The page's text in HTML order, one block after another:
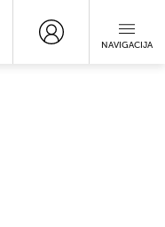
NAVIGACIJA